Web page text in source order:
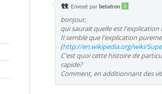
Envoyé par betatron
bonjour,
qui saurait quelle est
Il semble que l'explication
(http://en.wikipedia.org/wiki/
C'est quoi cette histoire de
rapide?
Comment, en additionnant des